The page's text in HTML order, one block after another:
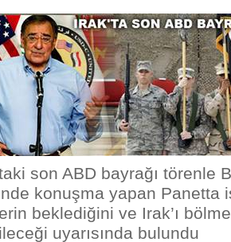
son ABD bayrağı törenle
konuşma yapan Panetta
beklediğini ve Irak’ı
uyarısında bulundu